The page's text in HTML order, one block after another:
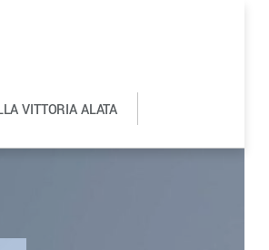
VITTORIA ALATA